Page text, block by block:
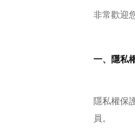
非常歡迎
一、隱私
隱私權保
員。